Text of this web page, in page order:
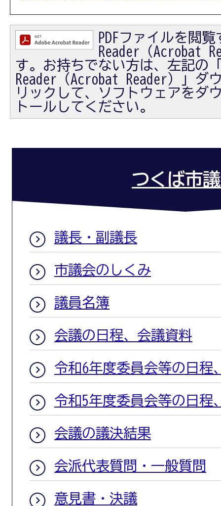
PDFファイルを閲
Reader（Acrobat
す。お持ちでない方は、左記の
Reader（Acrobat Reader）」ダ
リックして、ソフトウェアをダ
トールしてください。
つくば市
議長・副議長
市議会のしくみ
議員名簿
会議の日程、会議資料
令和6年度委員会等の日程
令和5年度委員会等の日程
会議の議決結果
会派代表質問・一般質問
意見書・決議